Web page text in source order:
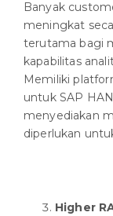
Banyak
meningkat
terutama bagi
kapabilitas
Memiliki
untuk SAP
menyediakan
diperlukan
Higher